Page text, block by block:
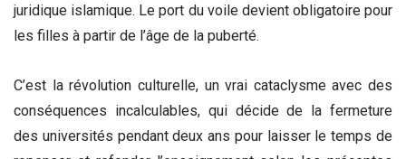
juridique islamique. Le port du voile devient obligatoire pour
les filles à partir de l’âge de la puberté.
C’est la révolution culturelle, un vrai cataclysme avec des
conséquences incalculables, qui décide de la fermeture
des universités pendant deux ans pour laisser le temps de